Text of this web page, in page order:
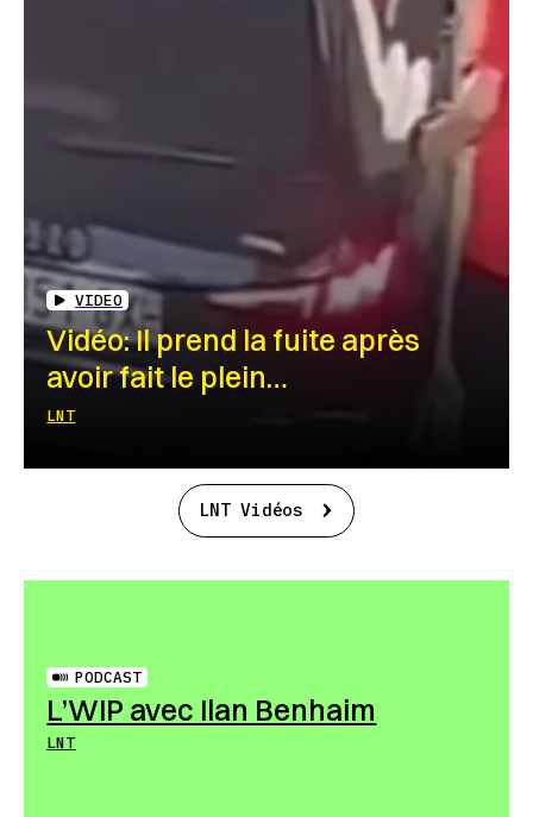
VIDEO
Vidéo: Il prend la fuite après
avoir fait le plein…
LNT
LNT Vidéos
PODCAST
L’WIP avec Ilan Benhaim
LNT